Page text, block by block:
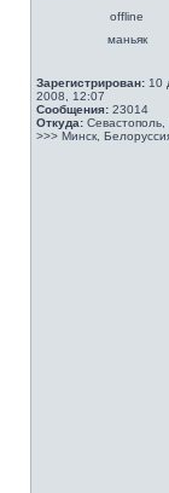
offline
маньяк
Зарегистрирован: 10
2008, 12:07
Сообщения: 23014
Откуда: Севастополь,
>>> Минск,